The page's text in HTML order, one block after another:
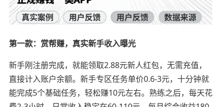
第一款：赏帮赚，真实新手收入曝光
新手刚注册完成，就能领取2.88元新人红包，无需充值，
直接计入账户余额。新手专区任务单价0.6-3元，十分钟就
能完成5个基础任务，轻松赚10元左右。熟练之后，每天花